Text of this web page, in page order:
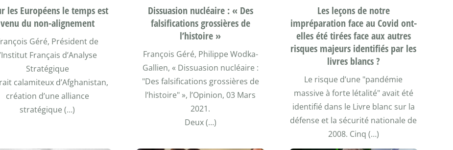
les Européens le temps est
venu du non-alignement
Géré, Président de
Français d’Analyse
Stratégique
calamiteux d’Afghanistan,
création d’une alliance
stratégique (…)
Dissuasion nucléaire : « Des
falsifications grossières de
l’histoire »
François Géré, Philippe Wodka-
Gallien, « Dissuasion nucléaire :
"Des falsifications grossières de
l’histoire" », l’Opinion, 03 Mars
2021.
Deux (…)
Les leçons de notre
impréparation face au Covid ont-
elles été tirées face aux autres
risques majeurs identifiés par les
livres blancs ?
Le risque d’une "pandémie
massive à forte létalité" avait été
identifié dans le Livre blanc sur la
défense et la sécurité nationale de
2008. Cinq (…)